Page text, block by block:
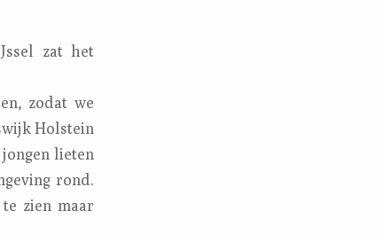
zat het
zodat we
Holstein
lieten
rond.
zien maar